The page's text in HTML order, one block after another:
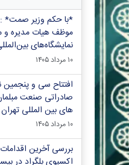
*با حکم وزیر صمت*
موظف هیات مدیره و
نمایشگاه‌های
۱۰ مرداد ۱۴۰۵
افتتاح سی و پنجمین
صادراتی صنعت
های بین المللی تهران
۱۰ مرداد ۱۴۰۵
بررسی آخرین
اکسپوی بلگراد در